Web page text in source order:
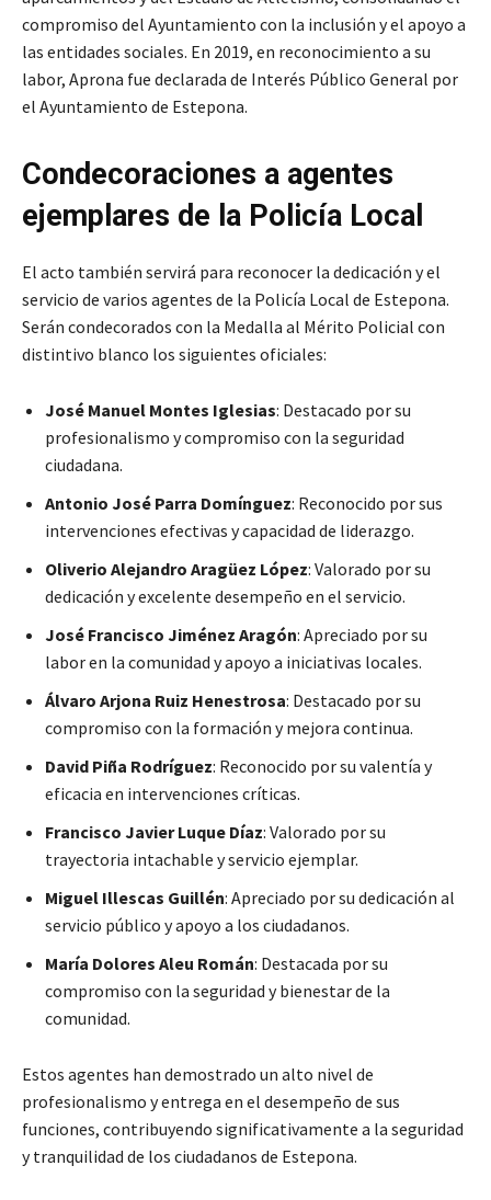
compromiso del Ayuntamiento con la inclusión y el apoyo a
las entidades sociales. En 2019, en reconocimiento a su
labor, Aprona fue declarada de Interés Público General por
el Ayuntamiento de Estepona.
Condecoraciones a agentes
ejemplares de la Policía Local
El acto también servirá para reconocer la dedicación y el
servicio de varios agentes de la Policía Local de Estepona.
Serán condecorados con la Medalla al Mérito Policial con
distintivo blanco los siguientes oficiales:
José Manuel Montes Iglesias: Destacado por su
profesionalismo y compromiso con la seguridad
ciudadana.
Antonio José Parra Domínguez: Reconocido por sus
intervenciones efectivas y capacidad de liderazgo.
Oliverio Alejandro Aragüez López: Valorado por su
dedicación y excelente desempeño en el servicio.
José Francisco Jiménez Aragón: Apreciado por su
labor en la comunidad y apoyo a iniciativas locales.
Álvaro Arjona Ruiz Henestrosa: Destacado por su
compromiso con la formación y mejora continua.
David Piña Rodríguez: Reconocido por su valentía y
eficacia en intervenciones críticas.
Francisco Javier Luque Díaz: Valorado por su
trayectoria intachable y servicio ejemplar.
Miguel Illescas Guillén: Apreciado por su dedicación al
servicio público y apoyo a los ciudadanos.
María Dolores Aleu Román: Destacada por su
compromiso con la seguridad y bienestar de la
comunidad.
Estos agentes han demostrado un alto nivel de
profesionalismo y entrega en el desempeño de sus
funciones, contribuyendo significativamente a la seguridad
y tranquilidad de los ciudadanos de Estepona.